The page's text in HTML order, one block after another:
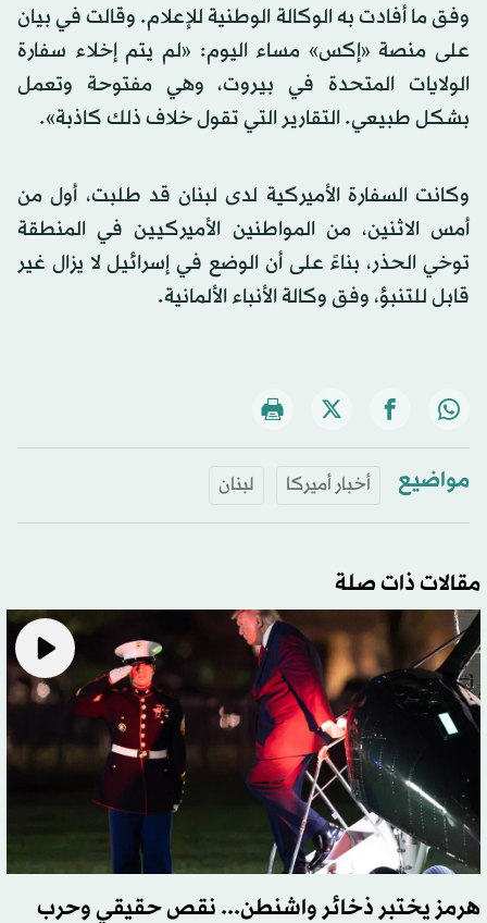
وفق ما أفادت به الوكالة الوطنية للإعلام. وقالت في بيان
على منصة «إكس» مساء اليوم: «لم يتم إخلاء سفارة
الولايات المتحدة في بيروت، وهي مفتوحة وتعمل
بشكل طبيعي. التقارير التي تقول خلاف ذلك كاذبة».
وكانت السفارة الأميركية لدى لبنان قد طلبت، أول من
أمس الاثنين، من المواطنين الأميركيين في المنطقة
توخي الحذر، بناءً على أن الوضع في إسرائيل لا يزال غير
قابل للتنبؤ، وفق وكالة الأنباء الألمانية.
مواضيع أخبار أميركا لبنان
مقالات ذات صلة
هرمز يختبر ذخائر واشنطن... نقص حقيقي وحرب